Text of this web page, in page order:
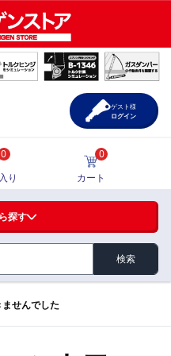
・周辺機器
器
探す
検索
0
り
0
カート
ゲスト様
ログイン
せんでした